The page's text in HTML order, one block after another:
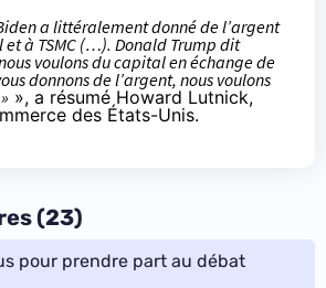
a littéralement donné de l’argent
à TSMC (…). Donald Trump dit
voulons du capital en échange de
donnons de l’argent, nous voulons
», a résumé Howard Lutnick,
des États-Unis.
(23)
pour prendre part au débat